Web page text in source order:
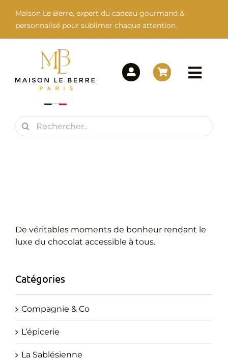
contenu
Maison Le Berre, expert du cadeau gourmand &
personnalisé pour sublimer chaque attention.
Maison Le Berre
Cadeaux Personnalisés
Rechercher:
De véritables moments de bonheur rendant le
luxe du chocolat accessible à tous.
Catégories
Compagnie & Co
L’épicerie
La Sablésienne